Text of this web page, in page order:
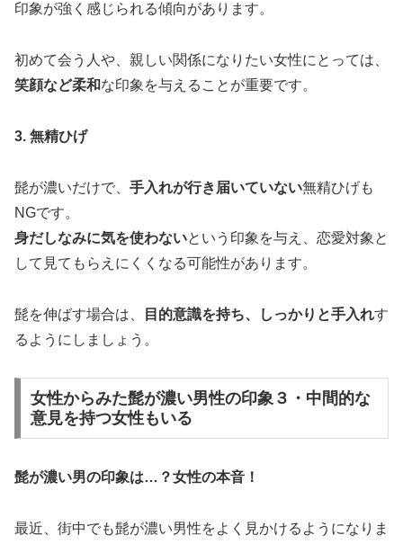
印象が強く感じられる傾向があります。
初めて会う人や、親しい関係になりたい女性にとっては、
笑顔など柔和な印象を与えることが重要です。
3. 無精ひげ
髭が濃いだけで、 手入れが行き届いていない無精ひげも
NGです。
身だしなみに気を使わないという印象を与え、恋愛対象と
して見てもらえにくくなる可能性があります。
髭を伸ばす場合は、 目的意識を持ち、しっかりと手入れす
るようにしましょう。
女性からみた髭が濃い男性の印象３・中間的な
意見を持つ女性もいる
髭が濃い男の印象は…？女性の本音！
最近、街中でも髭が濃い男性をよく見かけるようになりま